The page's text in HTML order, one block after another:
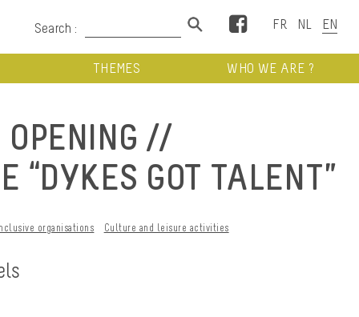
Search : Facebook
THEMES WHO WE ARE ?
//
“DYKES GOT TALENT”
organisations Culture and leisure activities